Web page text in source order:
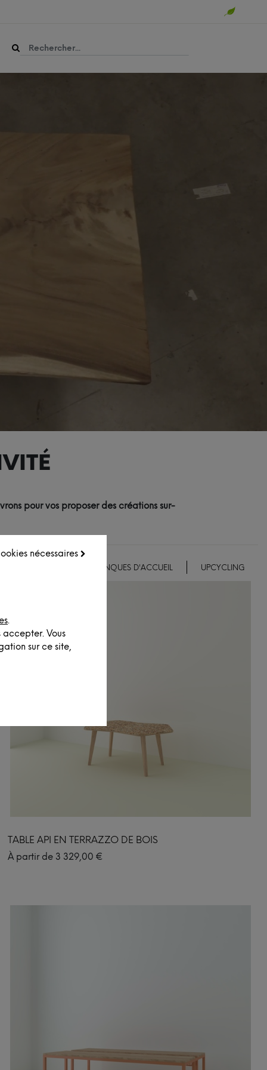
nécessaires
.
Vous
sur ce site,
pour vos proposer des créations sur-
BANQUES D'ACCUEIL UPCYCLING
TABLE API EN TERRAZZO DE BOIS
À partir de 3 329,00 €